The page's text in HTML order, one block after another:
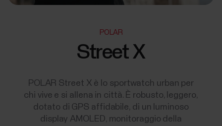
POLAR
Street X
POLAR Street X è lo sportwatch urban per
chi vive e si allena in città. È robusto, leggero,
dotato di GPS affidabile, di un luminoso
display AMOLED, monitoraggio della